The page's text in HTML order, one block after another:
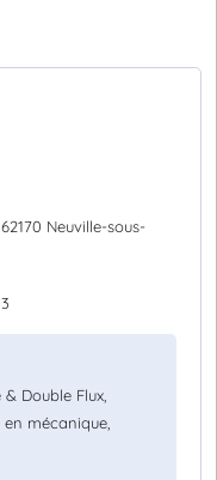
Neuville-sous-
Double Flux,
mécanique,